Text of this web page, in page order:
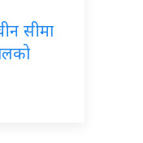
सीमा